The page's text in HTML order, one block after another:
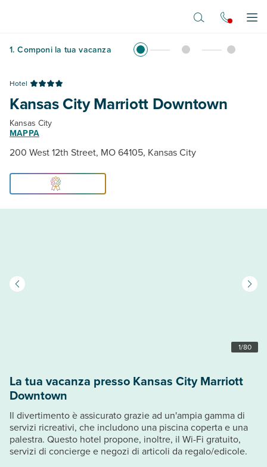
1. Componi la tua vacanza
Hotel
Kansas City Marriott Downtown
Kansas City
MAPPA
200 West 12th Street, MO 64105, Kansas City
1/80
La tua vacanza presso Kansas City Marriott
Downtown
Il divertimento è assicurato grazie ad un'ampia gamma di
servizi ricreativi, che includono una piscina coperta e una
palestra. Questo hotel propone, inoltre, il Wi-Fi gratuito,
servizi di concierge e negozi di articoli da regalo/edicole.